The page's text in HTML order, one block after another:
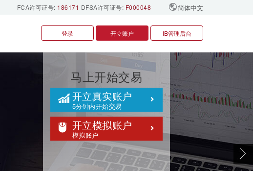
简体中文
FCA许可证号: 186171 DFSA许可证号: F000048
登录 开立账户 IB管理后台
马上开始交易
开立真实账户
5分钟内开始交易
开立模拟账户
模拟账户
Next